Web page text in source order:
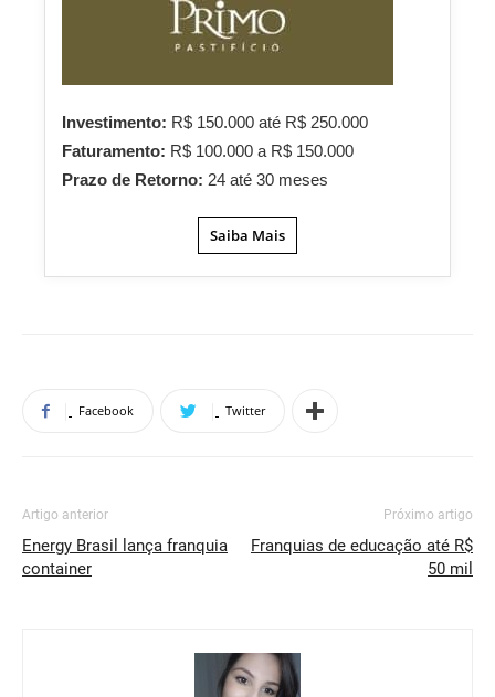
Investimento: R$ 150.000 até R$ 250.000
Faturamento: R$ 100.000 a R$ 150.000
Prazo de Retorno: 24 até 30 meses
Saiba Mais
Facebook Twitter
Artigo anterior
Energy Brasil lança franquia
container
Próximo artigo
Franquias de educação até R$
50 mil